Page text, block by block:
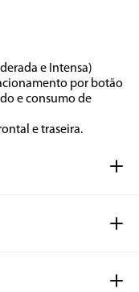
e Intensa)
por botão
e consumo de
e traseira.